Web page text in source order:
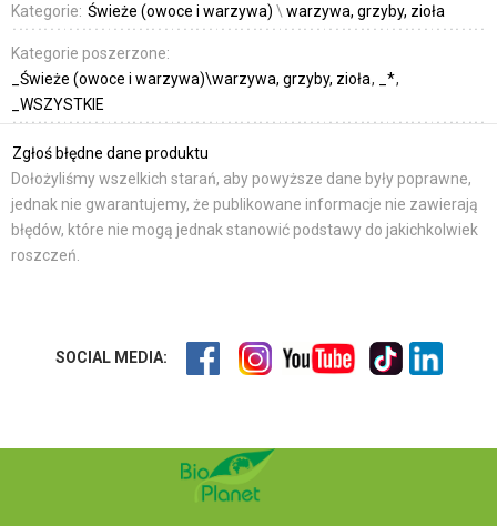
Kategorie: Świeże (owoce i warzywa) \ warzywa, grzyby, zioła
Kategorie poszerzone:
_Świeże (owoce i warzywa)\warzywa, grzyby, zioła
_*
_WSZYSTKIE
Zgłoś błędne dane produktu
Dołożyliśmy wszelkich starań, aby powyższe dane były poprawne,
jednak nie gwarantujemy, że publikowane informacje nie zawierają
błędów, które nie mogą jednak stanowić podstawy do jakichkolwiek
roszczeń.
SOCIAL MEDIA: